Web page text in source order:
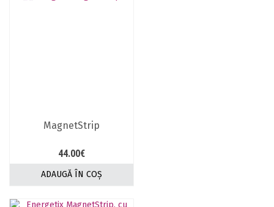
MagnetStrip
44.00€
ADAUGĂ ÎN COȘ